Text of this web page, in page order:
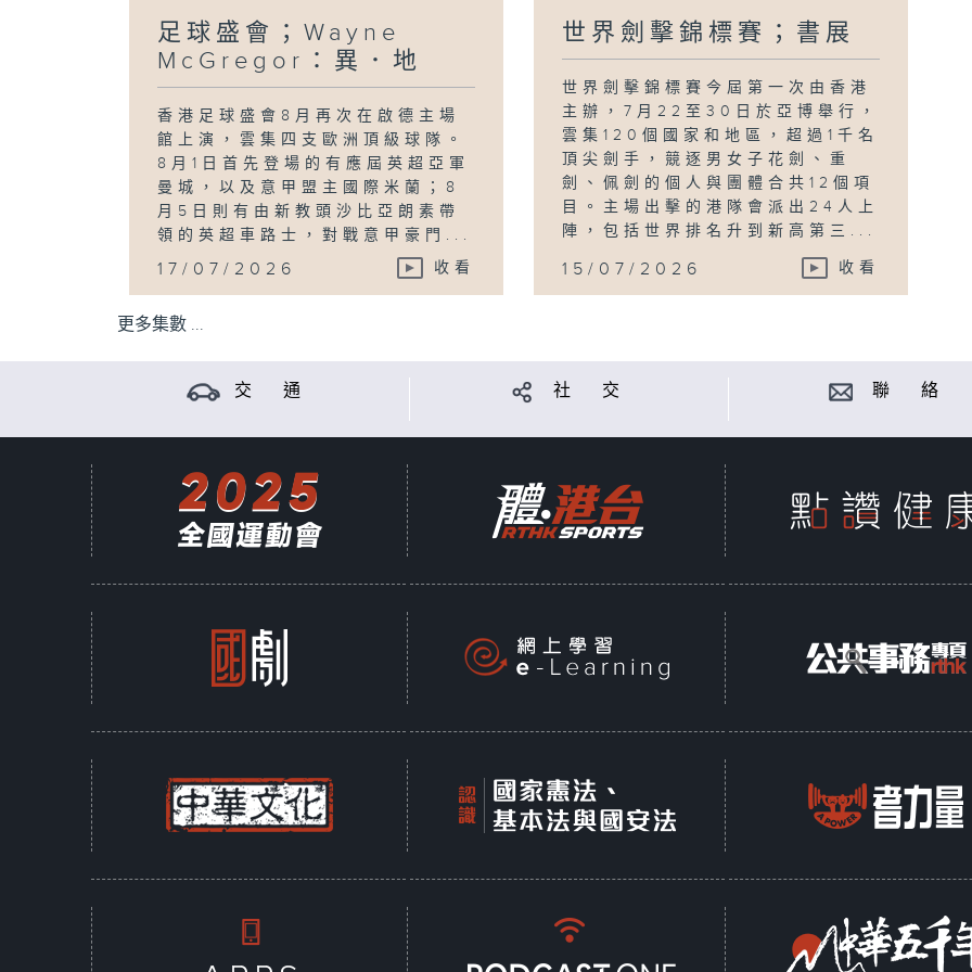
足球盛會；Wayne
McGregor：異．地
香港足球盛會8月再次在啟德主場
館上演，雲集四支歐洲頂級球隊。
8月1日首先登場的有應屆英超亞軍
曼城，以及意甲盟主國際米蘭；8
月5日則有由新教頭沙比亞朗素帶
領的英超車路士，對戰意甲豪門...
17/07/2026 收看
世界劍擊錦標賽；書展
世界劍擊錦標賽今屆第一次由香港
主辦，7月22至30日於亞博舉行，
雲集120個國家和地區，超過1千名
頂尖劍手，競逐男女子花劍、重
劍、佩劍的個人與團體合共12個項
目。主場出擊的港隊會派出24人上
陣，包括世界排名升到新高第三...
15/07/2026 收看
更多集數 ...
交 通 社 交 聯 絡